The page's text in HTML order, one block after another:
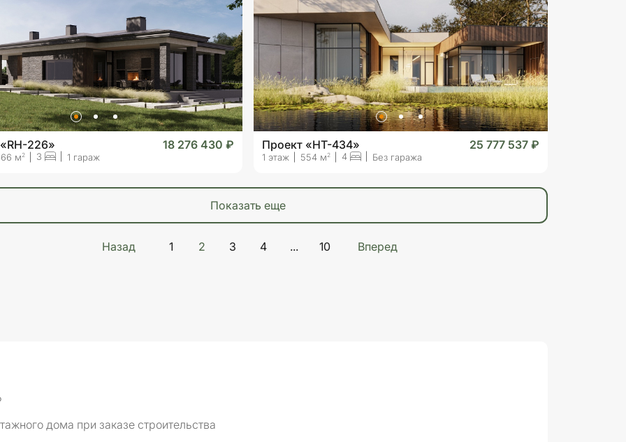
226» 18 276 430 ₽
м2 3 1 гараж
Проект «HT-434» 25 777 537 ₽
1 этаж 554 м2 4 Без гаража
показать еще
Назад 1 2 3 4 ... 10 Вперед
дома при заказе строительства